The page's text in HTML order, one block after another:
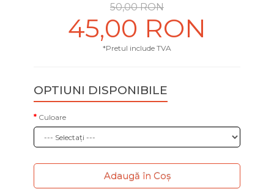
50,00 RON
45,00 RON
*Pretul include TVA
OPTIUNI DISPONIBILE
Culoare
Adaugă în Coş